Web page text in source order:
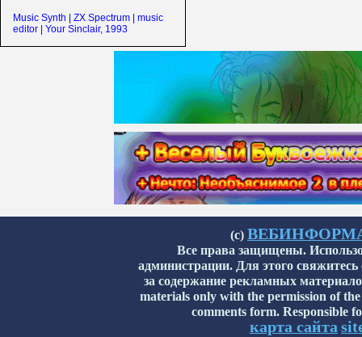
Music Synth | ZX Spectrum | music
editor | Your Sinclair, 1993
(с)
Все права защищены.
администрации. Для этого
за содержание рекламных
materials only with the permission of
comments form. Responsible
карта сайта